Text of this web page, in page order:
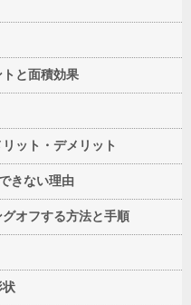
と面積効果
ット・デメリット
きない理由
オフする方法と手順
状